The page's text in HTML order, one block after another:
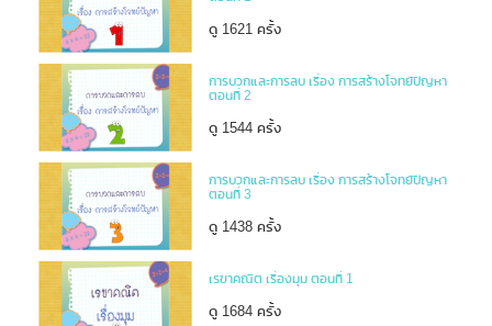
ดู 1621 ครั้ง
การบวกและการลบ เรื่อง การสร้างโจทย์ปัญหา
ตอนที่ 2
ดู 1544 ครั้ง
การบวกและการลบ เรื่อง การสร้างโจทย์ปัญหา
ตอนที่ 3
ดู 1438 ครั้ง
เรขาคณิต เรื่องมุม ตอนที่ 1
ดู 1684 ครั้ง